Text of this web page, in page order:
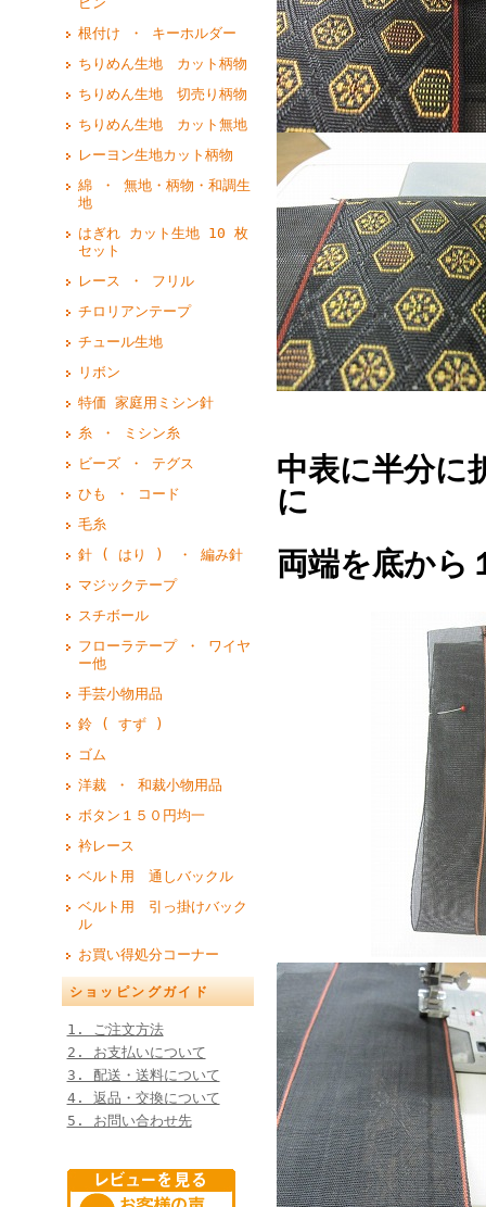
根付け ・ キーホルダー
ちりめん生地 カット柄物
ちりめん生地 切売り柄物
ちりめん生地 カット無地
レーヨン生地カット柄物
綿 ・ 無地・柄物・和調生
地
はぎれ カット生地 10 枚
セット
レース ・ フリル
チロリアンテープ
チュール生地
リボン
特価 家庭用ミシン針
糸 ・ ミシン糸
ビーズ ・ テグス
ひも ・ コード
毛糸
針 ( はり ) ・ 編み針
マジックテープ
スチボール
フローラテープ ・ ワイヤ
ー他
手芸小物用品
鈴 ( すず )
ゴム
洋裁 ・ 和裁小物用品
ボタン１５０円均一
衿レース
ベルト用 通しバックル
ベルト用 引っ掛けバック
ル
お買い得処分コーナー
ショッピングガイド
1. ご注文方法
2. お支払いについて
3. 配送・送料について
4. 返品・交換について
5. お問い合わせ先
中表に半分に
に
両端を底から